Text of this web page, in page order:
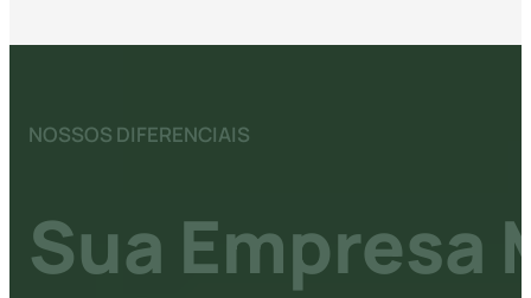
NOSSOS DIFERENCIAIS
Sua Empresa